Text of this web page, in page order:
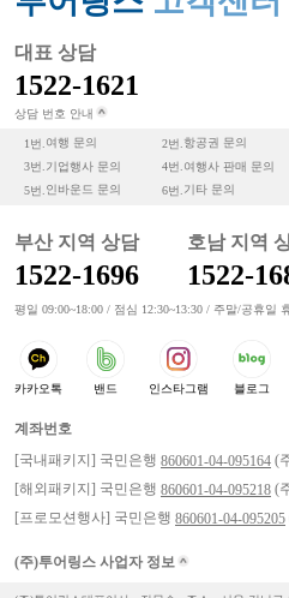
대표 상담
1522-1621
상담 번호 안내
1번. 여행 문의 2번. 항공권 문의
3번.기업행사 문의 4번.여행사 판매 문의
5번. 인바운드 문의 6번. 기타 문의
부산 지역 상담
1522-1696
호남 지역
1522-
평일 09:00~18:00 / 점심 12:30~13:30 / 주말/공휴일
카카오톡 밴드 인스타그램 블로그
계좌번호
[국내패키지] 국민은행 860601-04-095164 (
[해외패키지] 국민은행 860601-04-095218 (
[프로모션행사] 국민은행 860601-04-095205
(주)투어링스 사업자 정보